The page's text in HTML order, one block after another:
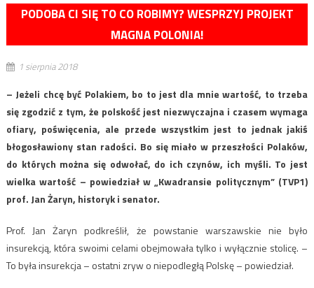
PODOBA CI SIĘ TO CO ROBIMY? WESPRZYJ PROJEKT
MAGNA POLONIA!
1 sierpnia 2018
– Jeżeli chcę być Polakiem, bo to jest dla mnie wartość, to trzeba
się zgodzić z tym, że polskość jest niezwyczajna i czasem wymaga
ofiary, poświęcenia, ale przede wszystkim jest to jednak jakiś
błogosławiony stan radości. Bo się miało w przeszłości Polaków,
do których można się odwołać, do ich czynów, ich myśli. To jest
wielka wartość – powiedział w „Kwadransie politycznym” (TVP1)
prof. Jan Żaryn, historyk i senator.
Prof. Jan Żaryn podkreślił, że powstanie warszawskie nie było
insurekcją, która swoimi celami obejmowała tylko i wyłącznie stolicę. –
To była insurekcja – ostatni zryw o niepodległą Polskę – powiedział.